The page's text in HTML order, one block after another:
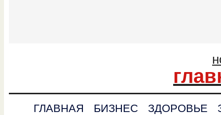
ГЛАВНАЯ БИЗНЕС ЗДОРОВЬЕ